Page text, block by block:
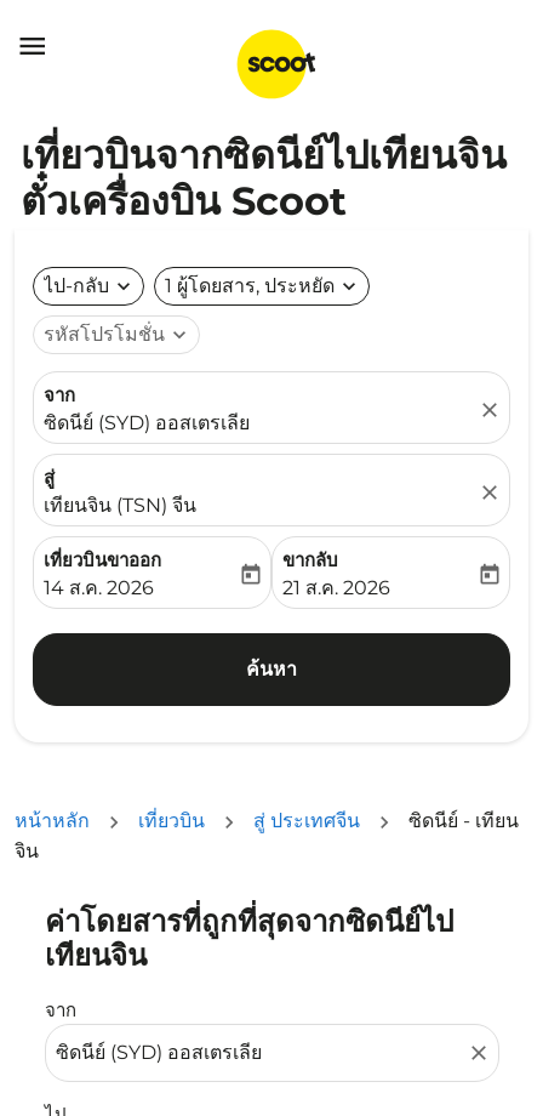

เที่ยวบินจากซิดนีย์ไปเทียนจิน
ตั๋วเครื่องบิน Scoot
ไป-กลับ expand_more 1 ผู้โดยสาร, ประหยัด expand_more
รหัสโปรโมชั่น expand_more
จาก
ซิดนีย์ (SYD) ออสเตรเลีย
close
สู่
เทียนจิน (TSN) จีน
close
เที่ยวบินขาออก
fc-booking-departure-date-aria-label
14 ส.ค. 2026
today
ขากลับ
fc-booking-return-date-
21 ส.ค. 2026
today
ค้นหา
หน้าหลัก เที่ยวบิน สู่ ประเทศจีน
ซิดนีย์ - เทียน
จิน
ค่าโดยสารที่ถูกที่สุดจากซิดนีย์ไป
เทียนจิน
จาก
close
ลองอัปเดตเส้นทางของคุณ (ต้นทางและ/หรือปลายทาง) หรื